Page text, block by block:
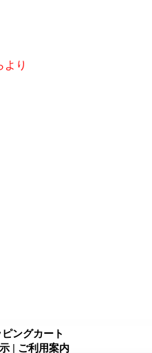
より
ングカート
| ご利用案内